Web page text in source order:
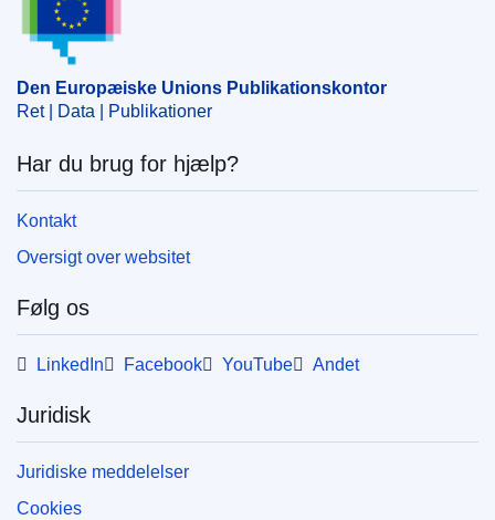
CELEX : 52008XC1125(02)
OJ : JOC_2008_302_R_0005_01
Den Europæiske Unions Publikationskontor
Ret | Data | Publikationer
Har du brug for hjælp?
Kontakt
Oversigt over websitet
Følg os
LinkedIn Facebook YouTube Andet
Juridisk
Juridiske meddelelser
Cookies